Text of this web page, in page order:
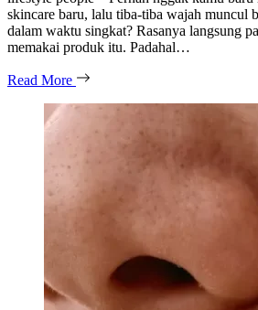
skincare baru, lalu tiba-tiba wajah muncul
dalam waktu singkat? Rasanya langsung
memakai produk itu. Padahal…
Read More